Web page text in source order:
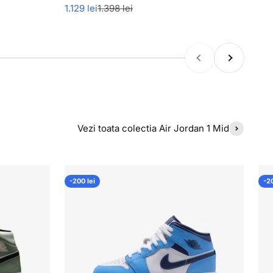
Pret redus
1.129 leiPret normal
1.398 lei
Inainte
Vezi toata colectia Air Jordan 1 Mid
-200 lei -